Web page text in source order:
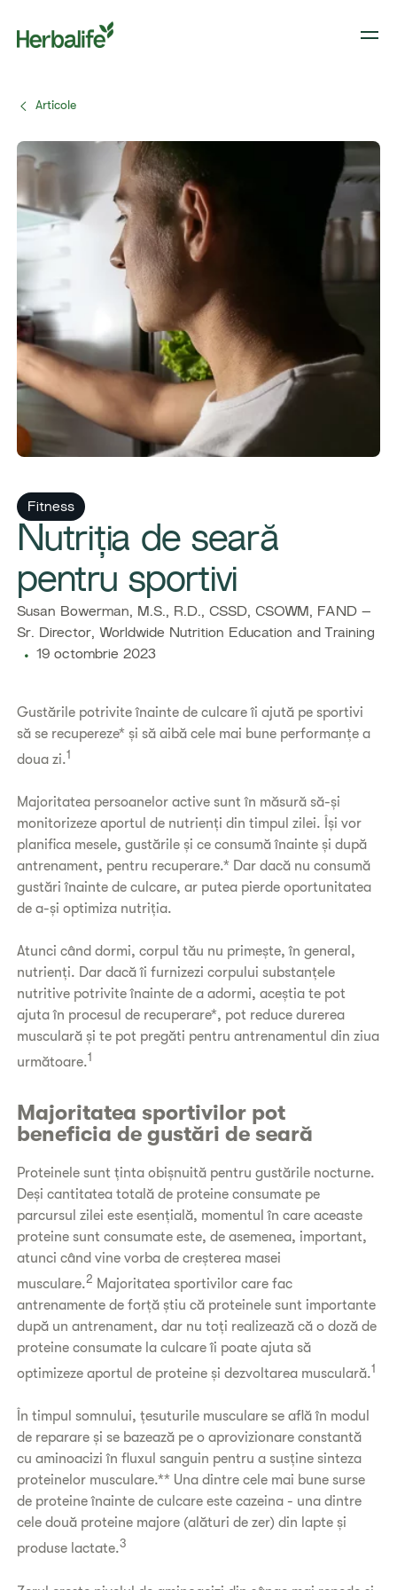
Articole
Fitness
Nutriția de seară
pentru sportivi
​​Susan Bowerman, M.S., R.D., CSSD, CSOWM, FAND –
Sr. Director, Worldwide Nutrition Education and Training​
19 octombrie 2023
Gustările potrivite înainte de culcare îi ajută pe sportivi
să se recupereze* și să aibă cele mai bune performanțe a
doua zi.1
Majoritatea persoanelor active sunt în măsură să-și
monitorizeze aportul de nutrienți din timpul zilei. Își vor
planifica mesele, gustările și ce consumă înainte și după
antrenament, pentru recuperare.* Dar dacă nu consumă
gustări înainte de culcare, ar putea pierde oportunitatea
de a-și optimiza nutriția.
Atunci când dormi, corpul tău nu primește, în general,
nutrienți. Dar dacă îi furnizezi corpului substanțele
nutritive potrivite înainte de a adormi, aceștia te pot
ajuta în procesul de recuperare*, pot reduce durerea
musculară și te pot pregăti pentru antrenamentul din ziua
următoare.1
Majoritatea sportivilor pot
beneficia de gustări de seară
Proteinele sunt ținta obișnuită pentru gustările nocturne.
Deși cantitatea totală de proteine consumate pe
parcursul zilei este esențială, momentul în care aceaste
proteine sunt consumate este, de asemenea, important,
atunci când vine vorba de creșterea masei
musculare.2 Majoritatea sportivilor care fac
antrenamente de forță știu că proteinele sunt importante
după un antrenament, dar nu toți realizează că o doză de
proteine consumate la culcare îi poate ajuta să
optimizeze aportul de proteine și dezvoltarea musculară.1
În timpul somnului, țesuturile musculare se află în modul
de reparare și se bazează pe o aprovizionare constantă
cu aminoacizi în fluxul sanguin pentru a susține sinteza
proteinelor musculare.** Una dintre cele mai bune surse
de proteine înainte de culcare este cazeina - una dintre
cele două proteine majore (alături de zer) din lapte și
produse lactate.3